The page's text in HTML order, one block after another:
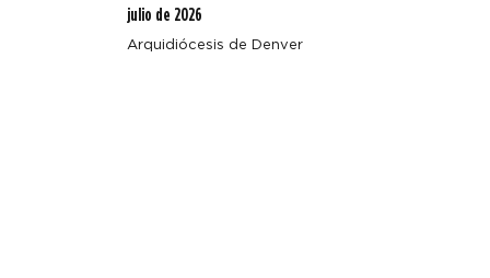
julio de 2026
Arquidiócesis de Denver